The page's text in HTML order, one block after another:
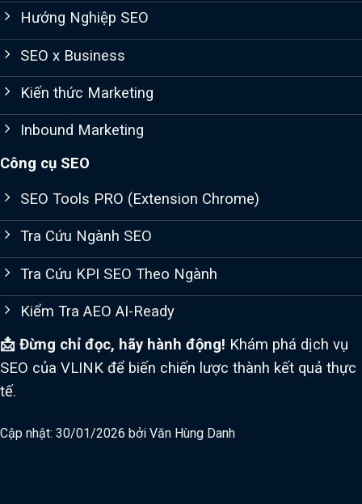
Hướng Nghiệp SEO
SEO x Business
Kiến thức Marketing
Inbound Marketing
Công cụ SEO
SEO Tools PRO (Extension Chrome)
Tra Cứu Ngành SEO
Tra Cứu KPI SEO Theo Ngành
Kiểm Tra AEO AI-Ready
📩 Đừng chỉ đọc, hãy hành động! Khám phá dịch vụ
SEO của VLINK để biến chiến lược thành kết quả thực
tế.
Cập nhật: 30/01/2026 bởi Văn Hùng Danh